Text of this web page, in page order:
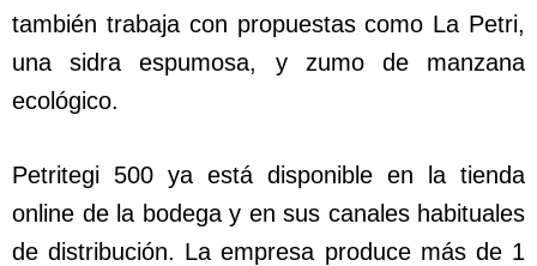
también trabaja con propuestas como La Petri,
una sidra espumosa, y zumo de manzana
ecológico.
Petritegi 500 ya está disponible en la tienda
online de la bodega y en sus canales habituales
de distribución. La empresa produce más de 1